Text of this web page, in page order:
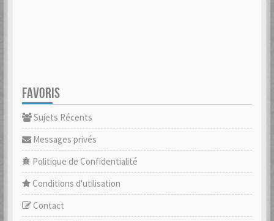
FAVORIS
Sujets Récents
Messages privés
Politique de Confidentialité
Conditions d'utilisation
Contact